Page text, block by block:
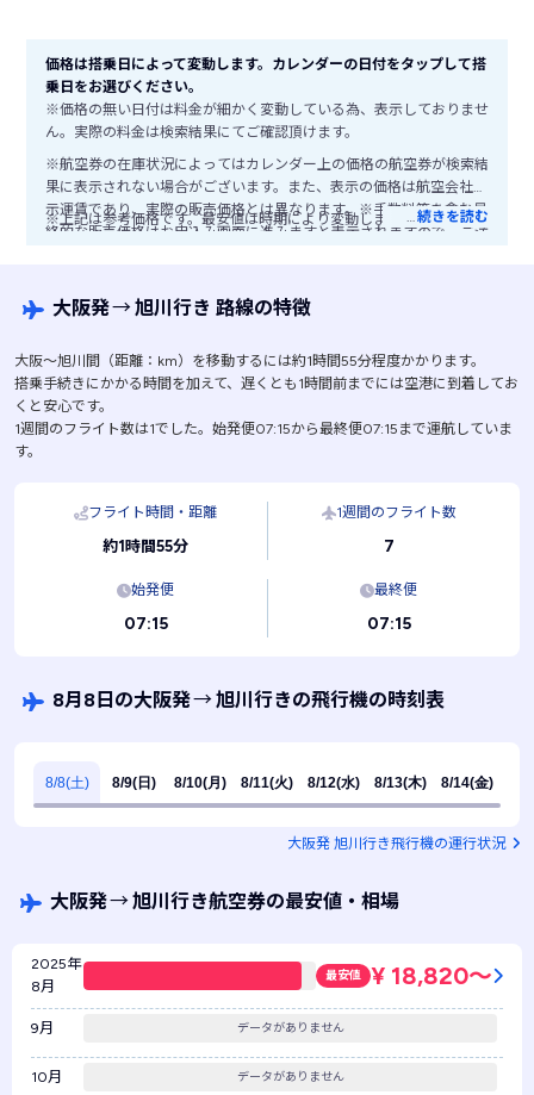
価格は搭乗日によって変動します。カレンダーの日付をタップして搭
乗日をお選びください。
※価格の無い日付は料金が細かく変動している為、表示しておりませ
ん。実際の料金は検索結果にてご確認頂けます。
※航空券の在庫状況によってはカレンダー上の価格の航空券が検索結
果に表示されない場合がございます。また、表示の価格は航空会社公
示運賃であり、実際の販売価格とは異なります。※手数料等を含む最
終的な販売価格はお申込み画面に進みますと表示されますので、ご注
※上記は参考価格です。最安値は時期により変動します。
…続きを読む
大阪発→旭川行き 路線の特徴
大阪〜旭川間（距離：km）を移動するには約1時間55分程度かかります。
搭乗手続きにかかる時間を加えて、遅くとも1時間前までには空港に到着してお
くと安心です。
1週間のフライト数は1でした。始発便07:15から最終便07:15まで運航していま
す。
フライト時間・距離
約1時間55分
1週間のフライト数
7
始発便
07:15
最終便
07:15
8月8日の大阪発→旭川行きの飛行機の時刻表
8/8(土) 8/9(日) 8/10(月) 8/11(火) 8/12(水) 8/13(木) 8/14(金)
大阪発 旭川行き飛行機の運行状況
大阪発→旭川行き航空券の最安値・相場
2025年
8月
最安値 ¥ 18,820〜
9月 データがありません
10月 データがありません